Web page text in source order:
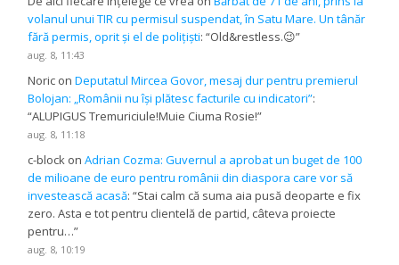
volanul unui TIR cu permisul suspendat, în Satu Mare. Un tânăr
fără permis, oprit și el de polițiști: “Old&restless.😉”
aug. 8, 11:43
Noric onDeputatul Mircea Govor, mesaj dur pentru premierul
Bolojan: „Românii nu își plătesc facturile cu indicatori”:
“ALUPIGUS Tremuriciule!Muie Ciuma Rosie!”
aug. 8, 11:18
c-block onAdrian Cozma: Guvernul a aprobat un buget de 100
de milioane de euro pentru românii din diaspora care vor să
investească acasă: “Stai calm că suma aia pusă deoparte e fix
zero. Asta e tot pentru clientelă de partid, câteva proiecte
pentru…”
aug. 8, 10:19